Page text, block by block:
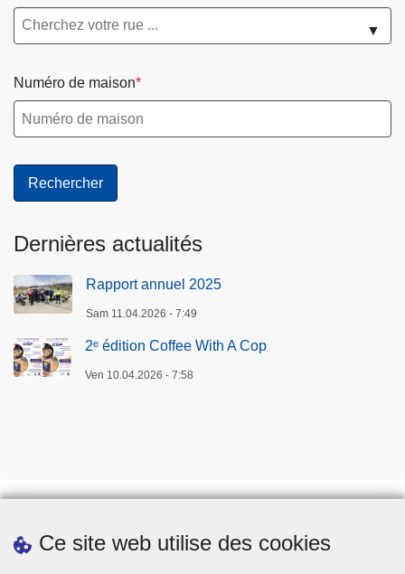
Ce site web utilise des cookies
▼
Numéro de maison
Dernières actualités
Rapport annuel 2025
Sam 11.04.2026 - 7:49
2ᵉ édition Coffee With A Cop
Ven 10.04.2026 - 7:58
Téléchargements